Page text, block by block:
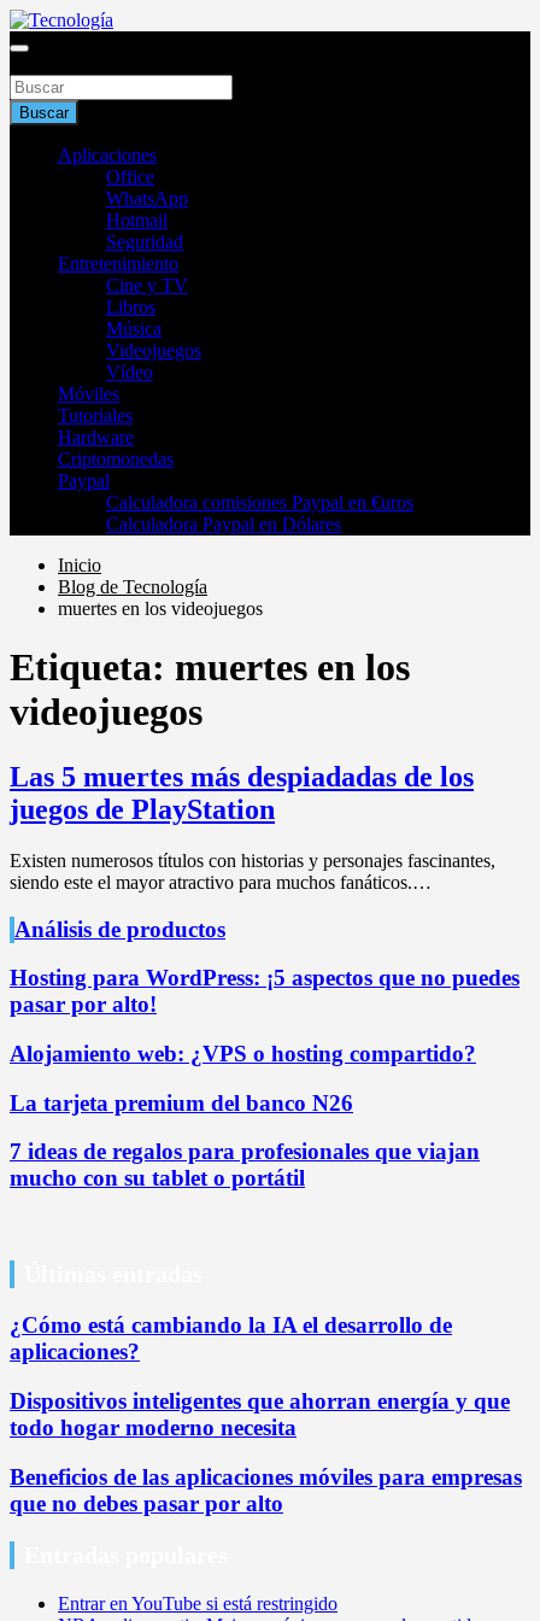
Saltar
al
Tecnología
Buscar
Aplicaciones
Office
WhatsApp
Hotmail
Seguridad
Entretenimiento
Cine y TV
Libros
Música
Videojuegos
Vídeo
Móviles
Tutoriales
Hardware
Criptomonedas
Paypal
Calculadora comisiones Paypal en €uros
Calculadora Paypal en Dólares
Inicio
Blog de Tecnología
muertes en los videojuegos
Etiqueta: muertes en los
videojuegos
Las 5 muertes más despiadadas de los
juegos de PlayStation
Existen numerosos títulos con historias y personajes fascinantes,
siendo este el mayor atractivo para muchos fanáticos.…
Análisis de productos
Hosting para WordPress: ¡5 aspectos que no puedes
pasar por alto!
Alojamiento web: ¿VPS o hosting compartido?
La tarjeta premium del banco N26
7 ideas de regalos para profesionales que viajan
mucho con su tablet o portátil
¿Cómo está cambiando la IA el desarrollo de
aplicaciones?
Dispositivos inteligentes que ahorran energía y que
todo hogar moderno necesita
Beneficios de las aplicaciones móviles para empresas
que no debes pasar por alto
Entrar en YouTube si está restringido